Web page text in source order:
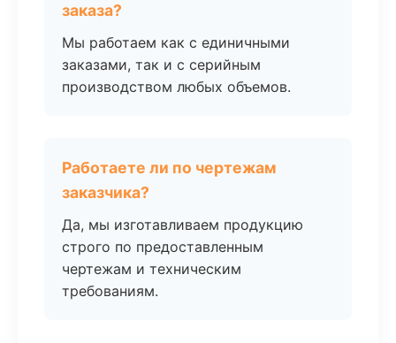
заказа?
Мы работаем как с единичными
заказами, так и с серийным
производством любых объемов.
Работаете ли по чертежам
заказчика?
Да, мы изготавливаем продукцию
строго по предоставленным
чертежам и техническим
требованиям.